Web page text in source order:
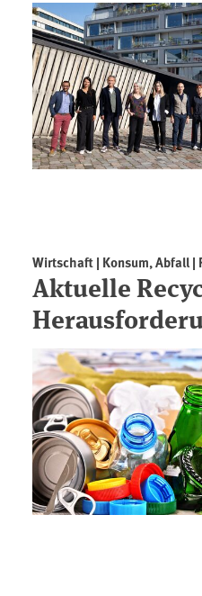
Wirtschaft | Konsum, Abfall |
Aktuelle